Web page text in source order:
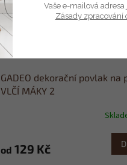
GADEO dekorační povlak na
VLČÍ MÁKY 2
od 129 Kč
Vaše e-mailová adresa
Zásady zpracování